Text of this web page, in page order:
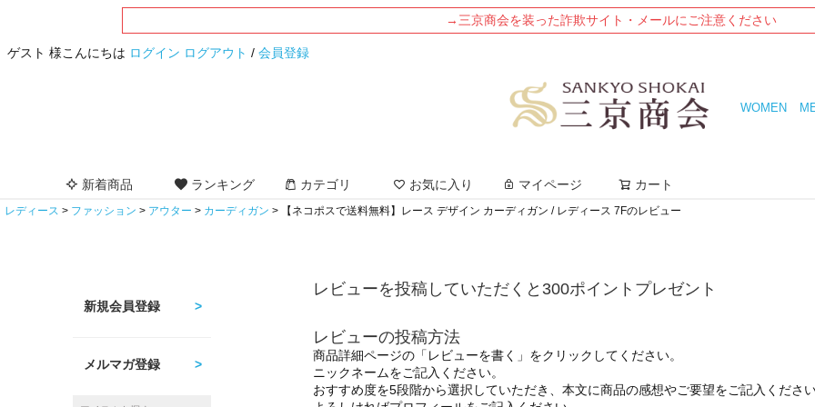
→三京商会を装った詐欺サイト・メールにご注意ください
ゲスト 様こんにちは ログイン ログアウト / 会員登録
WOMEN
新着商品 ランキング カテゴリ お気に入り マイページ カート
レディース ファッション アウター カーディガン 【ネコポスで送料無料】レース デザイン カーディガン / レディース 7Fのレビュー
新規会員登録
メルマガ登録
レビューを投稿していただくと300ポイントプレゼント
レビューの投稿方法
商品詳細ページの「レビューを書く」をクリックしてください。
ニックネームをご記入ください。
おすすめ度を5段階から選択していただき、本文に商品の感想やご要望をご記入ください